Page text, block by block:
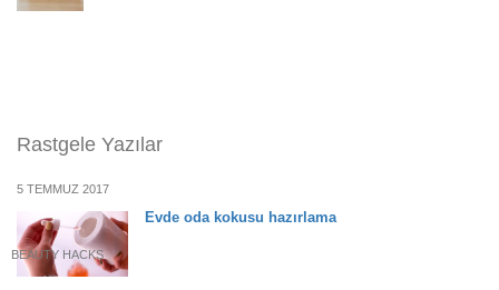
Rastgele Yazılar
5 TEMMUZ 2017
BEAUTY HACKS
Evde oda kokusu hazırlama